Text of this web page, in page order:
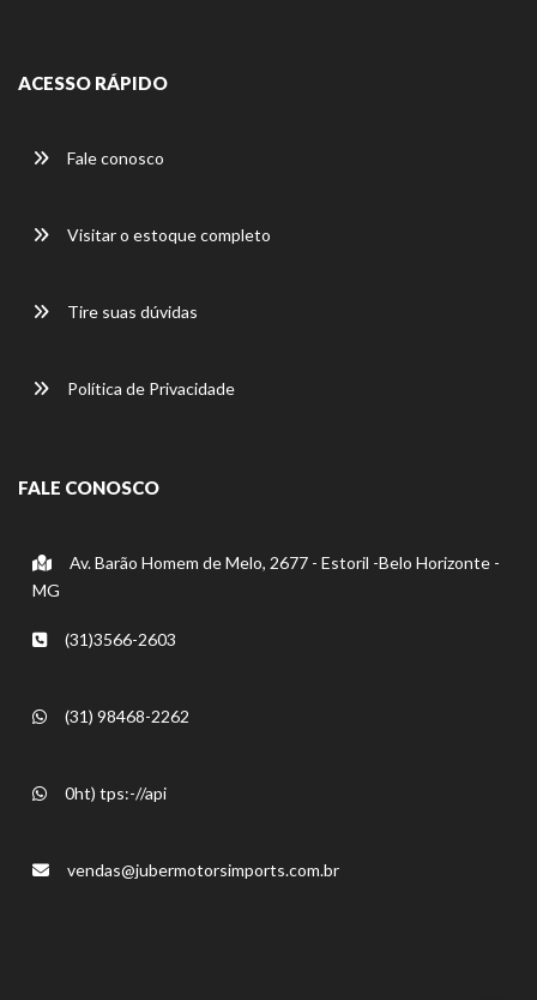
ACESSO RÁPIDO
Fale conosco
Visitar o estoque completo
Tire suas dúvidas
Política de Privacidade
FALE CONOSCO
Av. Barão Homem de Melo, 2677 - Estoril -Belo Horizonte -
MG
(31)3566-2603
(31) 98468-2262
0ht) tps:-//api
vendas@jubermotorsimports.com.br